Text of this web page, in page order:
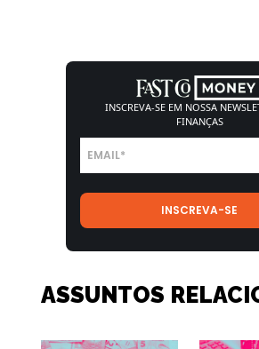
INSCREVA-SE EM NOSSA
FINANÇAS
ASSUNTOS